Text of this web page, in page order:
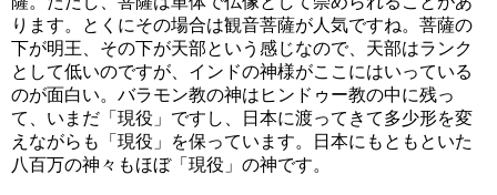
ります。とくにその場合は観音菩薩が人気ですね。菩薩の
下が明王、その下が天部という感じなので、天部はランク
として低いのですが、インドの神様がここにはいっている
のが面白い。バラモン教の神はヒンドゥー教の中に残っ
て、いまだ「現役」ですし、日本に渡ってきて多少形を変
えながらも「現役」を保っています。日本にもともといた
八百万の神々もほぼ「現役」の神です。